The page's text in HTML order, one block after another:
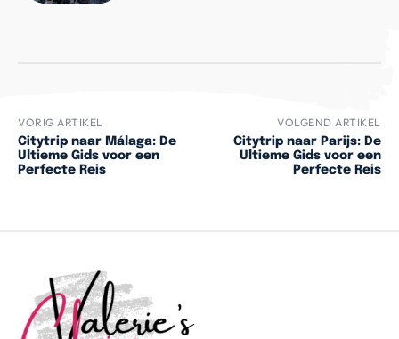
VORIG ARTIKEL
Citytrip naar Málaga: De
Ultieme Gids voor een
Perfecte Reis
VOLGEND ARTIKEL
Citytrip naar Parijs: De
Ultieme Gids voor een
Perfecte Reis